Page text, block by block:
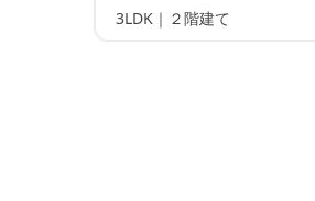
3LDK｜２階建て